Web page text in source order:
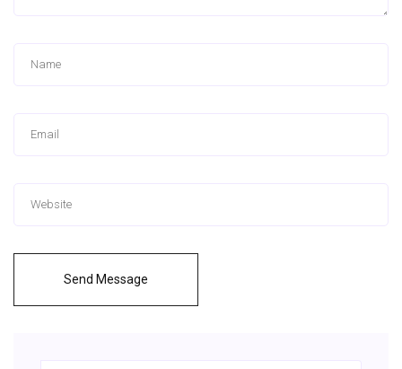
Send Message